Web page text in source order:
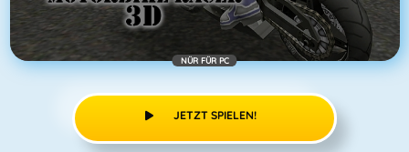
NÜR FÜR PC
JETZT SPIELEN!